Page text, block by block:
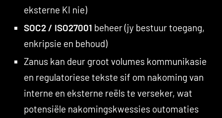
eksterne KI nie)
SOC2 / ISO27001 beheer (jy bestuur toegang,
enkripsie en behoud)
Zanus kan deur groot volumes kommunikasie
en regulatoriese tekste sif om nakoming van
interne en eksterne reëls te verseker, wat
potensiële nakomingskwessies outomaties